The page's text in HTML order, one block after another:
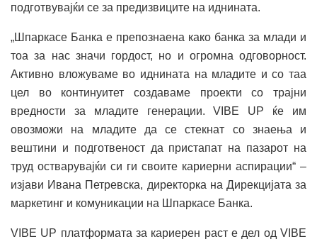
подготвувајќи се за предизвиците на иднината.
„Шпаркасе Банка е препознаена како банка за млади и
тоа за нас значи гордост, но и огромна одговорност.
Активно вложуваме во иднината на младите и со таа
цел во континуитет создаваме проекти со трајни
вредности за младите генерации. VIBE UP ќе им
овозможи на младите да се стекнат со знаења и
вештини и подготвеност да пристапат на пазарот на
труд остварувајќи си ги своите кариерни аспирации“ –
изјави Ивана Петревска, директорка на Дирекцијата за
маркетинг и комуникации на Шпаркасе Банка.
VIBE UP платформата за кариерен раст е дел од VIBE